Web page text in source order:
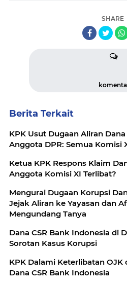
SHARE
Berita Terkait
KPK Usut Dugaan Aliran
Anggota DPR: Semua Komisi
Ketua KPK Respons Klaim
Anggota Komisi XI Terlibat?
Mengurai Dugaan Korupsi
Jejak Aliran ke Yayasan dan
Mengundang Tanya
Dana CSR Bank Indonesia di
Sorotan Kasus Korupsi
KPK Dalami Keterlibatan
Dana CSR Bank Indonesia